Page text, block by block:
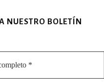
NUESTRO BOLETÍN